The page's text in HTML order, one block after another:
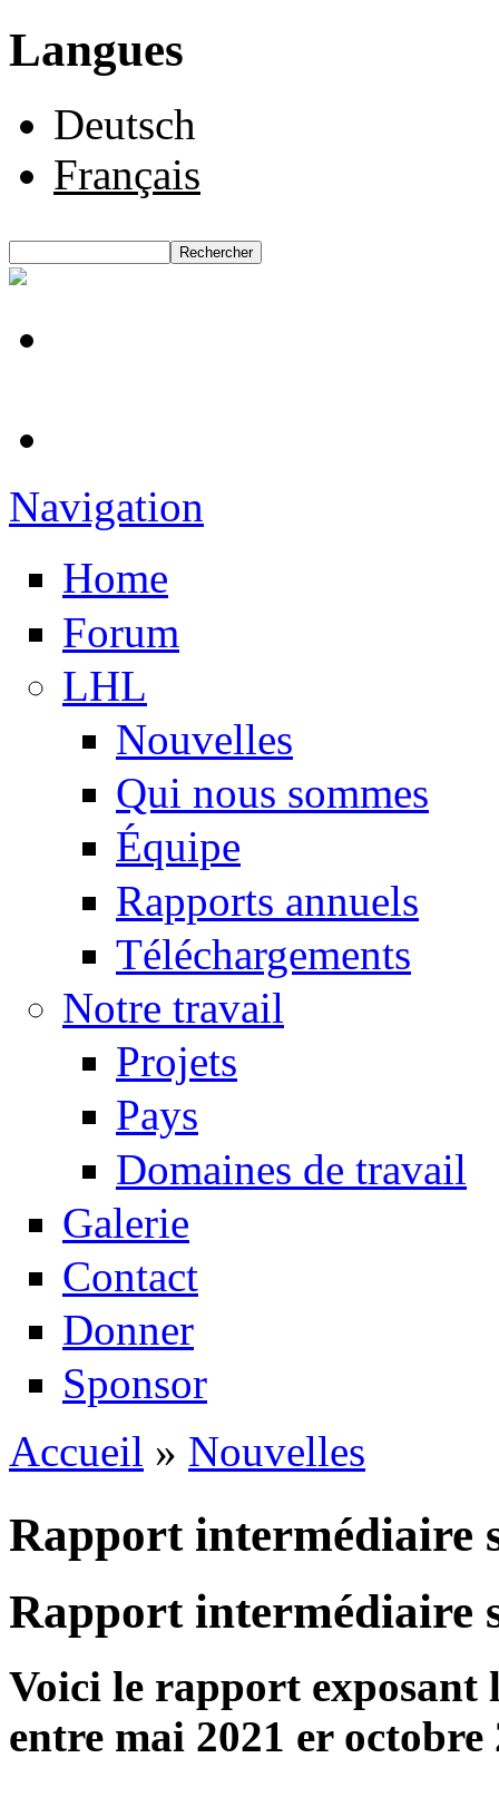
Langues
Deutsch
Français
Formulaire de recherche
Navigation
Home
Forum
LHL
Nouvelles
Qui nous sommes
Équipe
Rapports annuels
Téléchargements
Notre travail
Projets
Pays
Domaines de travail
Galerie
Contact
Donner
Sponsor
Vous êtes ici
Accueil » Nouvelles
Rapport intermédiaire
Rapport intermédiaire
Voici le rapport exposant
entre mai 2021 er octobre